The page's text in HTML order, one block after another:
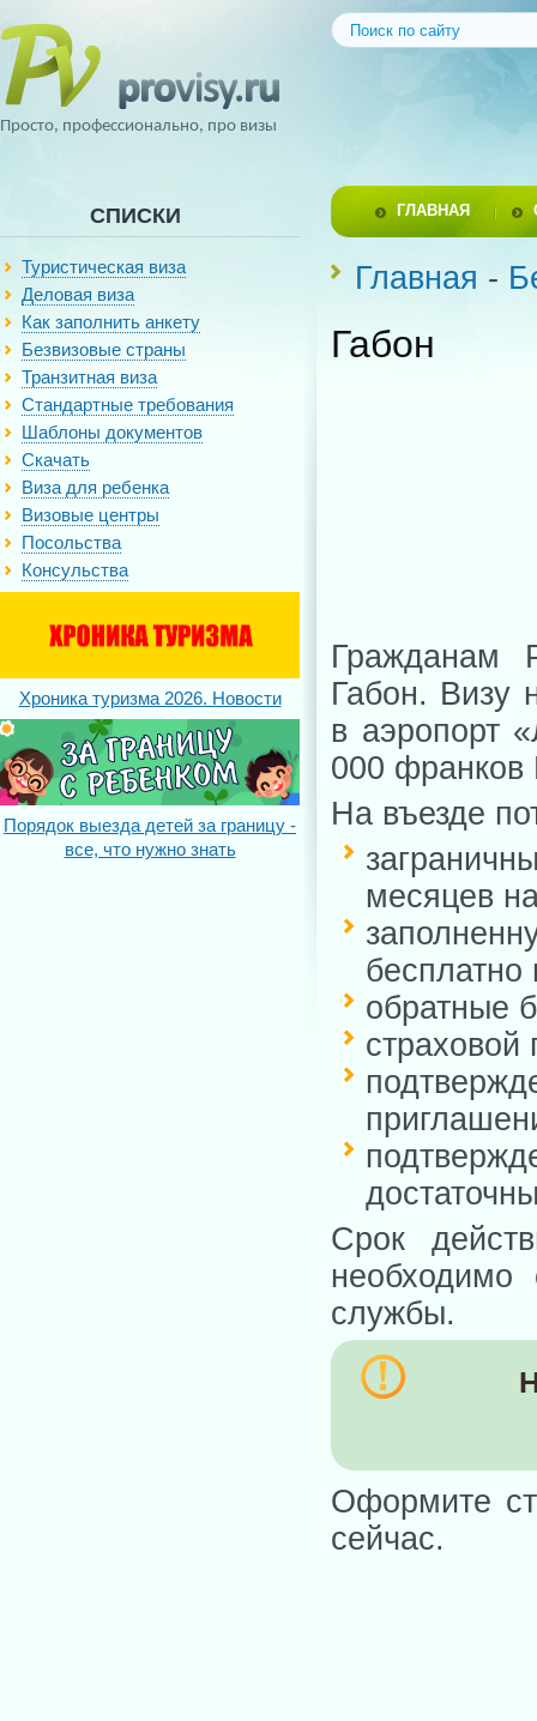
Просто, профессионально, про визы
СПИСКИ
Туристическая виза
Деловая виза
Как заполнить анкету
Безвизовые страны
Транзитная виза
Стандартные требования
Шаблоны документов
Скачать
Виза для ребенка
Визовые центры
Посольства
Консульства
Хроника туризма 2026. Новости
Порядок выезда детей за границу -
все, что нужно знать
ГЛАВНАЯ
Главная -
Габон
Гражданам
Габон. Визу
в аэропорт
000 франков
На въезде
месяцев
бесплатно
обратные
страховой
Срок
необходимо
службы.
Оформите
сейчас.